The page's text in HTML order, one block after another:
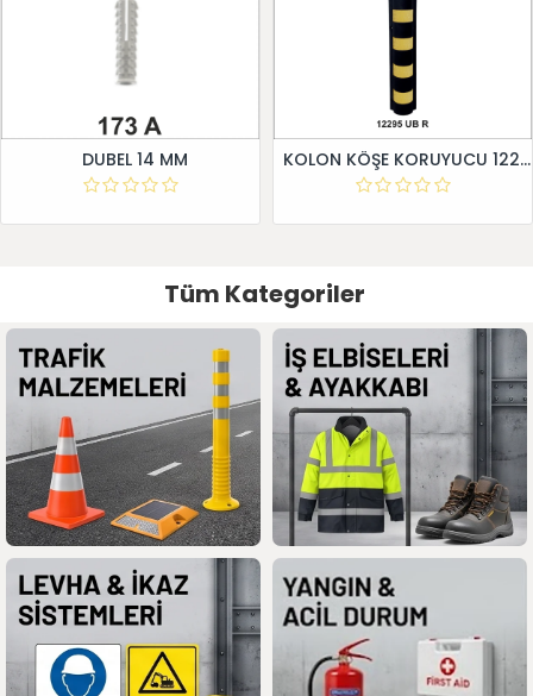
DUBEL 14 MM KOLON KÖŞE KORUYUCU 12295 UB R
Tüm Kategoriler